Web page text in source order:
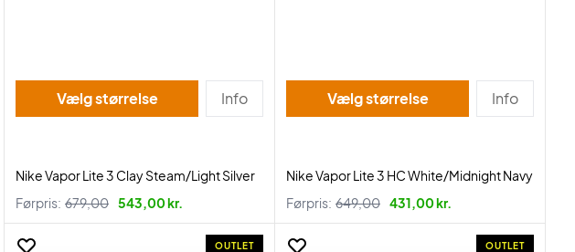
Vælg størrelse Info
Nike Vapor Lite 3 Clay Steam/Light Silver
Førpris: 679,00 543,00 kr.
Vælg størrelse Info
Nike Vapor Lite 3 HC White/Midnight Navy
Førpris: 649,00 431,00 kr.
OUTLET OUTLET